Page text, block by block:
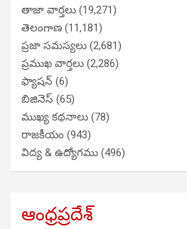
తాజా వార్తలు (19,271)
తెలంగాణ (11,181)
ప్రజా సమస్యలు (2,681)
ప్రముఖ వార్తలు (2,286)
ఫ్యాషన్ (6)
బిజినెస్ (65)
ముఖ్య కథనాలు (78)
రాజకీయం (943)
విద్య & ఉద్యోగము (496)
ఆంధ్రప్రదేశ్